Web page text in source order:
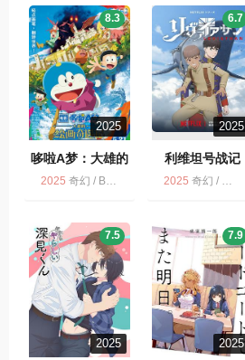
2025
哆啦A梦：大雄的
绘画奇遇记 映画
8.3
2025 奇幻 / BD多版 / 动画 / 冒险 / 喜剧
2025
利维坦号战记
6.7
2025 奇幻 / 剧情 / 科幻 / 动画 / 战争 / 动作 / NETFLIX / 历史
2025
7.5
2025
7.9